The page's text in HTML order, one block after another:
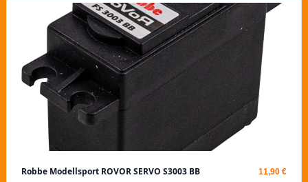
Robbe Modellsport ROVOR SERVO S3003 BB 11,90 €